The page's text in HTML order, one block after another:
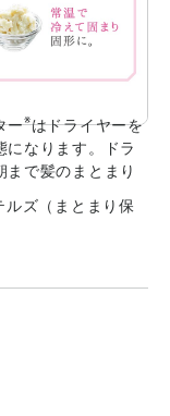
ー※はドライヤーを
になります。ドラ
で髪のまとまり
ズ（まとまり保